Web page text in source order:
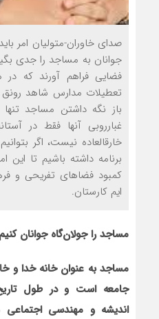
صدای خاوران-متولیان امر
جوانان به مساجد را جدی
فضایی فراهم آورند که
تعطیلات مدارس شاهد
باز نگه داشتن مساجد
غبارروبی آنها فقط در
خارق‏العاده نیست، اگر
برنامه داشته باشیم تا این
کمبود فضاهای تفریحی و
ایم کارستان.
مساجد را جولان‌گاه جوانان کنیم
مساجد به عنوان خانه خدا و
جامعه است و در طول
اندیشه و مهندسی